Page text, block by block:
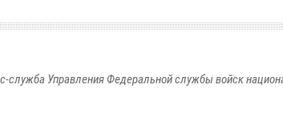
служба Управления Федеральной службы войск